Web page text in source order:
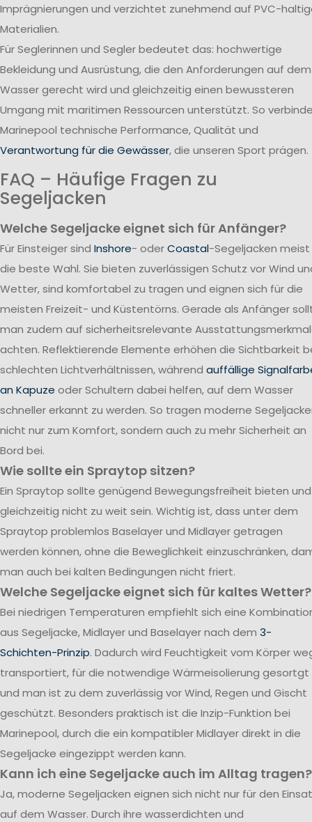
Imprägnierungen und verzichtet zunehmend auf PVC-
Materialien.
Für Seglerinnen und Segler bedeutet das: hochwertige
Bekleidung und Ausrüstung, die den Anforderungen auf dem
Wasser gerecht wird und gleichzeitig einen bewussteren
Umgang mit maritimen Ressourcen unterstützt. So
Marinepool technische Performance, Qualität und
Verantwortung für die Gewässer, die unseren Sport prägen.
FAQ – Häufige Fragen zu
Segeljacken
Welche Segeljacke eignet sich für Anfänger?
Für Einsteiger sind Inshore- oderCoastal-Segeljacken meist
die beste Wahl. Sie bieten zuverlässigen Schutz vor Wind
Wetter, sind komfortabel zu tragen und eignen sich für die
meisten Freizeit- und Küstentörns. Gerade als Anfänger
man zudem auf sicherheitsrelevante
achten. Reflektierende Elemente erhöhen die Sichtbarkeit
schlechten Lichtverhältnissen, während auffällige
an Kapuze oder Schultern dabei helfen, auf dem Wasser
schneller erkannt zu werden. So tragen moderne
nicht nur zum Komfort, sondern auch zu mehr Sicherheit an
Bord bei.
Wie sollte ein Spraytop sitzen?
Ein Spraytop sollte genügend Bewegungsfreiheit bieten und
gleichzeitig nicht zu weit sein. Wichtig ist, dass unter dem
Spraytop problemlos Baselayer und Midlayer getragen
werden können, ohne die Beweglichkeit einzuschränken,
man auch bei kalten Bedingungen nicht friert.
Welche Segeljacke eignet sich für kaltes Wetter?
Bei niedrigen Temperaturen empfiehlt sich eine
aus Segeljacke, Midlayer und Baselayer nach dem 3-
Schichten-Prinzip. Dadurch wird Feuchtigkeit vom Körper
transportiert, für die notwendige Wärmeisolierung gesortgt
und man ist zu dem zuverlässig vor Wind, Regen und Gischt
geschützt. Besonders praktisch ist die Inzip-Funktion bei
Marinepool, durch die ein kompatibler Midlayer direkt in die
Segeljacke eingezippt werden kann.
Kann ich eine Segeljacke auch im Alltag tragen?
Ja, moderne Segeljacken eignen sich nicht nur für den
auf dem Wasser. Durch ihre wasserdichten und